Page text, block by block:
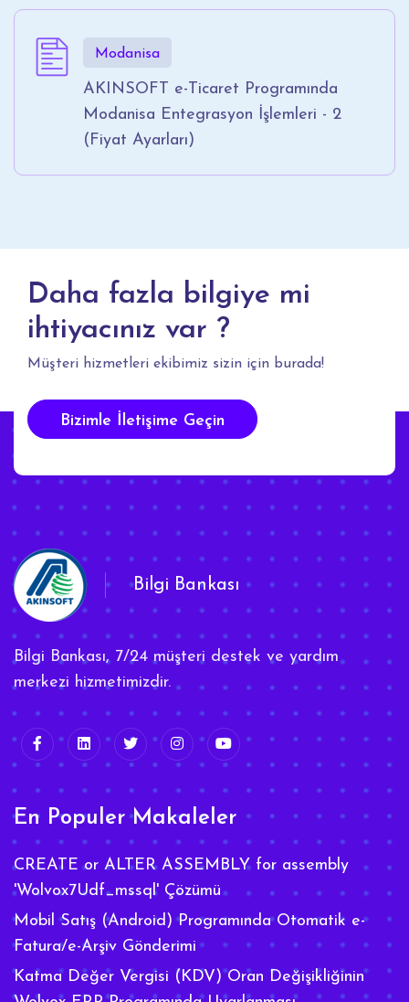
Modanisa
AKINSOFT e-Ticaret Programında
Modanisa Entegrasyon İşlemleri - 2
(Fiyat Ayarları)
Daha fazla bilgiye mi
ihtiyacınız var ?
Müşteri hizmetleri ekibimiz sizin için burada!
Bizimle İletişime Geçin
Bilgi Bankası
Bilgi Bankası, 7/24 müşteri destek ve yardım
merkezi hizmetimizdir.
En Populer Makaleler
CREATE or ALTER ASSEMBLY for assembly
'Wolvox7Udf_mssql' Çözümü
Mobil Satış (Android) Programında Otomatik e-
Fatura/e-Arşiv Gönderimi
Katma Değer Vergisi (KDV) Oran Değişikliğinin